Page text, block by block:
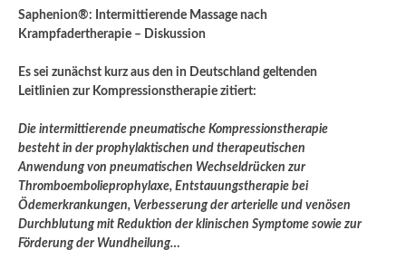
Saphenion®: Intermittierende Massage nach
Krampfadertherapie – Diskussion
Es sei zunächst kurz aus den in Deutschland geltenden
Leitlinien zur Kompressionstherapie zitiert:
Die intermittierende pneumatische Kompressionstherapie
besteht in der prophylaktischen und therapeutischen
Anwendung von pneumatischen Wechseldrücken zur
Thromboembolieprophylaxe, Entstauungstherapie bei
Ödemerkrankungen, Verbesserung der arterielle und venösen
Durchblutung mit Reduktion der klinischen Symptome sowie zur
Förderung der Wundheilung…